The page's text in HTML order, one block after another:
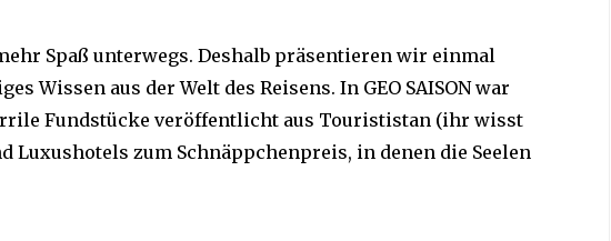
Spaß unterwegs. Deshalb präsentieren wir einmal
Wissen aus der Welt des Reisens. In GEO SAISON war
Fundstücke veröffentlicht aus Tourististan (ihr wisst
Luxushotels zum Schnäppchenpreis, in denen die Seelen